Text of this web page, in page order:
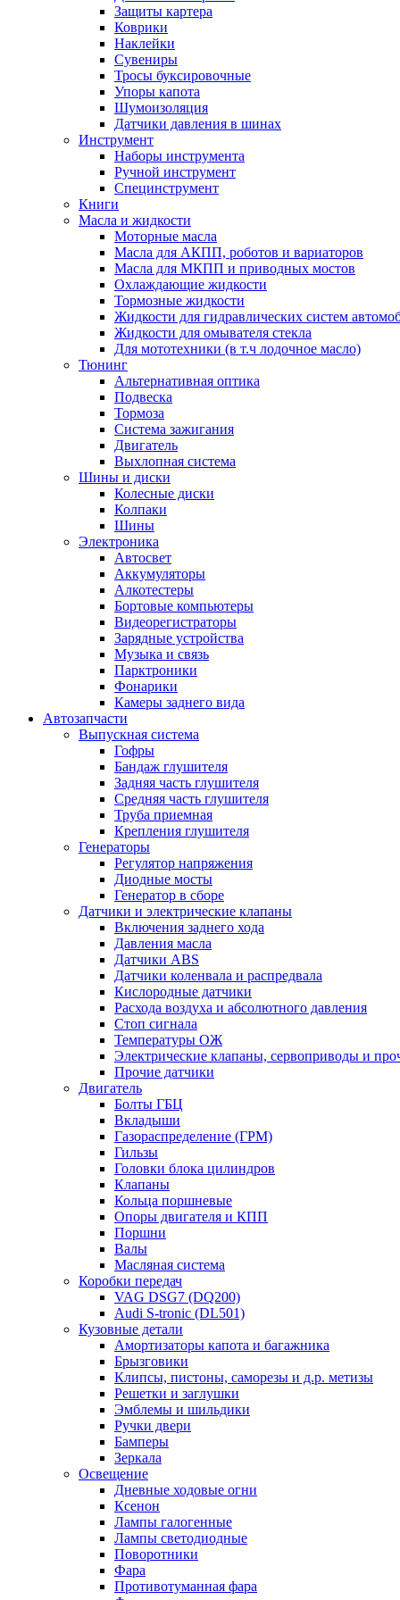
Защиты картера
Коврики
Наклейки
Сувениры
Тросы буксировочные
Упоры капота
Шумоизоляция
Датчики давления в шинах
Инструмент
Наборы инструмента
Ручной инструмент
Специнструмент
Книги
Масла и жидкости
Моторные масла
Масла для АКПП, роботов и вариаторов
Масла для МКПП и приводных мостов
Охлаждающие жидкости
Тормозные жидкости
Жидкости для гидравлических систем
Жидкости для омывателя стекла
Для мототехники (в т.ч лодочное масло)
Тюнинг
Альтернативная оптика
Подвеска
Тормоза
Система зажигания
Двигатель
Выхлопная система
Шины и диски
Колесные диски
Колпаки
Шины
Электроника
Автосвет
Аккумуляторы
Алкотестеры
Бортовые компьютеры
Видеорегистраторы
Зарядные устройства
Музыка и связь
Парктроники
Фонарики
Камеры заднего вида
Автозапчасти
Выпускная система
Гофры
Бандаж глушителя
Задняя часть глушителя
Средняя часть глушителя
Труба приемная
Крепления глушителя
Генераторы
Регулятор напряжения
Диодные мосты
Генератор в сборе
Датчики и электрические клапаны
Включения заднего хода
Давления масла
Датчики ABS
Датчики коленвала и распредвала
Кислородные датчики
Расхода воздуха и абсолютного давления
Стоп сигнала
Температуры ОЖ
Электрические клапаны, сервоприводы и
Прочие датчики
Двигатель
Болты ГБЦ
Вкладыши
Газораспределение (ГРМ)
Гильзы
Головки блока цилиндров
Клапаны
Кольца поршневые
Опоры двигателя и КПП
Поршни
Валы
Масляная система
Коробки передач
VAG DSG7 (DQ200)
Audi S-tronic (DL501)
Кузовные детали
Амортизаторы капота и багажника
Брызговики
Клипсы, пистоны, саморезы и д.р. метизы
Решетки и заглушки
Эмблемы и шильдики
Ручки двери
Бамперы
Зеркала
Освещение
Дневные ходовые огни
Ксенон
Лампы галогенные
Лампы светодиодные
Поворотники
Фара
Противотуманная фара